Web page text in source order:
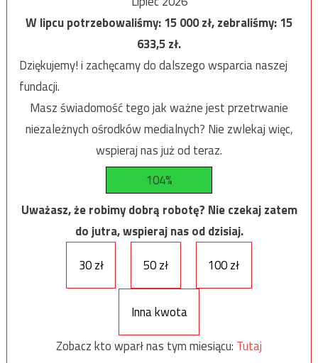
W lipcu potrzebowaliśmy:15 000zł, zebraliśmy:15
633,5zł.
Dziękujemy! i zachęcamy do dalszego wsparcia naszej
fundacji.
Masz świadomość tego jak ważne jest przetrwanie
niezależnych ośrodków medialnych? Nie zwlekaj więc,
wspieraj nas już od teraz.
104%
Uważasz, że robimy dobrą robotę? Nie czekaj zatem
do jutra, wspieraj nas od dzisiaj.
30 zł
50 zł 100 zł
Inna kwota
Zobacz kto wparł nas tym miesiącu: Tutaj